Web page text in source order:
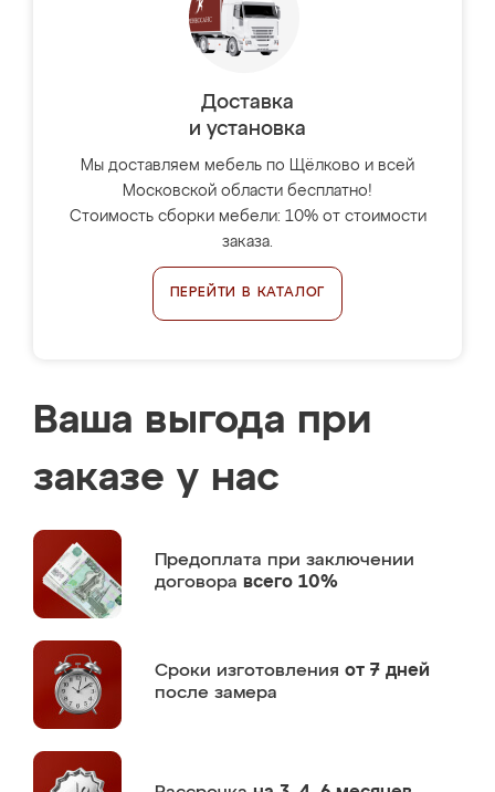
Доставка
и установка
Мы доставляем мебель по Щёлково и всей
Московской области бесплатно!
Стоимость сборки мебели: 10% от стоимости
заказа.
ПЕРЕЙТИ В КАТАЛОГ
Ваша выгода при
заказе у нас
Предоплата при заключении
договора всего 10%
Сроки изготовления от 7 дней
после замера